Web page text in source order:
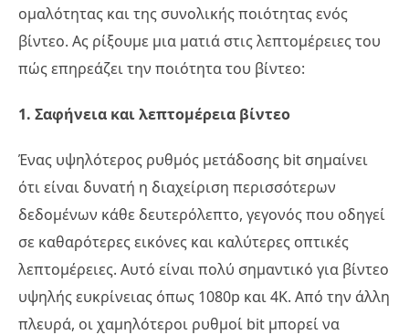
ομαλότητας και της συνολικής ποιότητας ενός
βίντεο. Ας ρίξουμε μια ματιά στις λεπτομέρειες του
πώς επηρεάζει την ποιότητα του βίντεο:
1. Σαφήνεια και λεπτομέρεια βίντεο
Ένας υψηλότερος ρυθμός μετάδοσης bit σημαίνει
ότι είναι δυνατή η διαχείριση περισσότερων
δεδομένων κάθε δευτερόλεπτο, γεγονός που οδηγεί
σε καθαρότερες εικόνες και καλύτερες οπτικές
λεπτομέρειες. Αυτό είναι πολύ σημαντικό για βίντεο
υψηλής ευκρίνειας όπως 1080p και 4K. Από την άλλη
πλευρά, οι χαμηλότεροι ρυθμοί bit μπορεί να